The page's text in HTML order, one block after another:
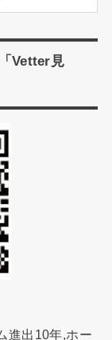
Vetter見
進出10年,ホー